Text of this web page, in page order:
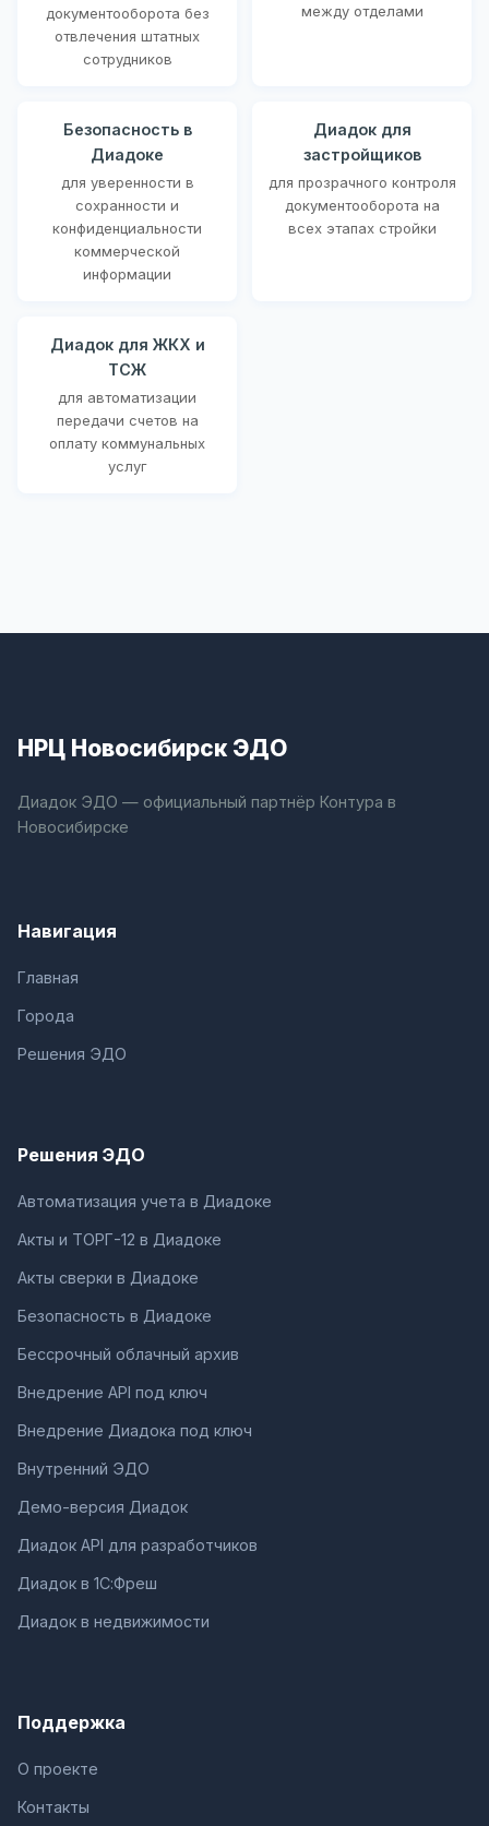
документооборота без
отвлечения штатных
сотрудников
между отделами
Безопасность в
Диадоке
для уверенности в
сохранности и
конфиденциальности
коммерческой
информации
Диадок для
застройщиков
для прозрачного контроля
документооборота на
всех этапах стройки
Диадок для ЖКХ и
ТСЖ
для автоматизации
передачи счетов на
оплату коммунальных
услуг
НРЦ Новосибирск ЭДО
Диадок ЭДО — официальный партнёр Контура в
Новосибирске
Навигация
Главная
Города
Решения ЭДО
Решения ЭДО
Автоматизация учета в Диадоке
Акты и ТОРГ-12 в Диадоке
Акты сверки в Диадоке
Безопасность в Диадоке
Бессрочный облачный архив
Внедрение API под ключ
Внедрение Диадока под ключ
Внутренний ЭДО
Демо-версия Диадок
Диадок API для разработчиков
Диадок в 1С:Фреш
Диадок в недвижимости
Поддержка
О проекте
Контакты